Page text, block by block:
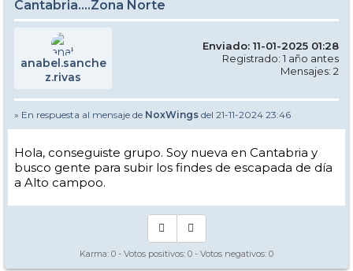
Cantabria....Zona Norte
anabel.sanche
z.rivas
Enviado: 11-01-2025 01:28
Registrado: 1 año antes
Mensajes: 2
» En respuesta al mensaje de NoxWings del 21-11-2024 23:46
Hola, conseguiste grupo. Soy nueva en Cantabria y
busco gente para subir los findes de escapada de día
a Alto campoo.
Karma: 0 - Votos positivos: 0 - Votos negativos: 0